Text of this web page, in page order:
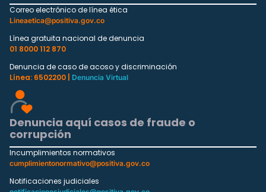
Correo electrónico de línea ética
Lineaetica@positiva.gov.co
Línea gratuita nacional de denuncia
01 8000 112 870
Denuncia de caso de acoso y discriminación
Línea: 6502200 |
Denuncia Virtual
Denuncia aquí casos de fraude o
corrupción
Incumplimientos normativos
cumplimientonormativo@positiva.gov.co
Notificaciones judiciales